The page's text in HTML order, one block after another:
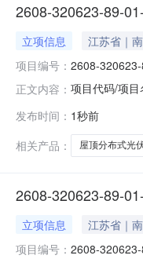
2608-320623-89-
立项信息
江苏省｜
项目编号： 2608-
正文内容： 项目代码/项
发布时间： 1秒前
相关产品：
屋顶分布式光
2608-320623-89-
立项信息
江苏省｜
项目编号： 2608-